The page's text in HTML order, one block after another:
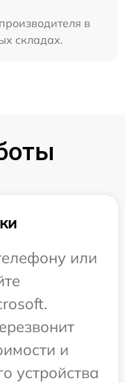
в
складах.
или
и
устройства